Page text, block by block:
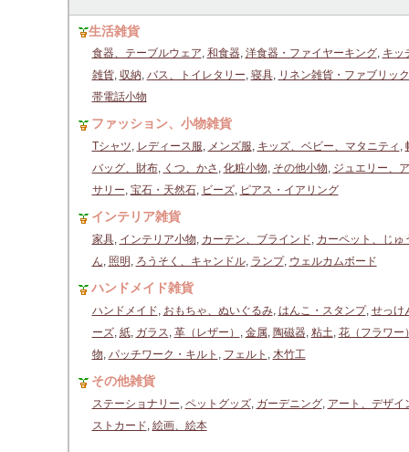
生活雑貨
食器、テーブルウェア, 和食器, 洋食器・ファイヤーキング, キッ
雑貨, 収納, バス、トイレタリー, 寝具, リネン雑貨・ファブリック
帯電話小物
ファッション、小物雑貨
Tシャツ, レディース服, メンズ服, キッズ、ベビー、マタニティ ,
バッグ、財布, くつ、かさ , 化粧小物, その他小物, ジュエリー、
サリー, 宝石・天然石, ビーズ, ピアス・イアリング
インテリア雑貨
家具, インテリア小物, カーテン、ブラインド, カーペット、じゅ
ん, 照明 , ろうそく、キャンドル, ランプ, ウェルカムボード
ハンドメイド雑貨
ハンドメイド, おもちゃ、ぬいぐるみ, はんこ・スタンプ, せっけ
ーズ, 紙, ガラス, 革（レザー） , 金属, 陶磁器, 粘土, 花（フラワー
物, パッチワーク・キルト , フェルト , 木竹工
その他雑貨
ステーショナリー, ペットグッズ, ガーデニング, アート、デザイ
ストカード, 絵画、絵本